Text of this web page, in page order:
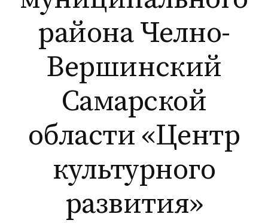
района Челно-
Вершинский
Самарской
области «Центр
культурного
развития»